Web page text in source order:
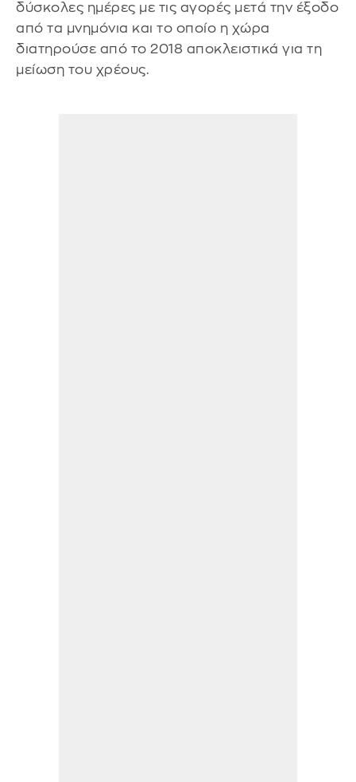
δύσκολες ημέρες με τις αγορές μετά την έξοδο
από τα μνημόνια και το οποίο η χώρα
διατηρούσε από το 2018 αποκλειστικά για τη
μείωση του χρέους.